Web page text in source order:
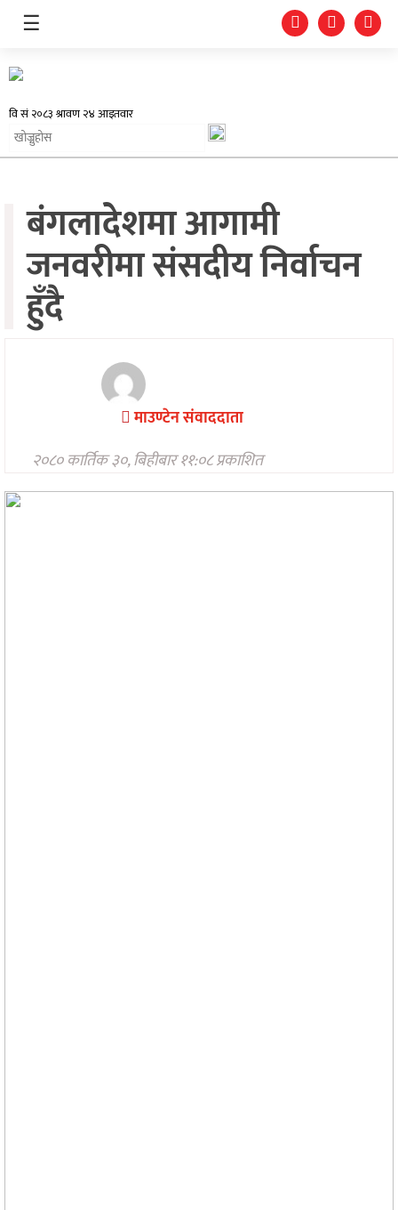
समाचार
प्रदेश
राजनीति
अर्थतन्त्र
स्वास्थ्य
अन्तर्राष्ट्रिय
अन्तरवार्ता/
विचार
☰
बंगलादेशमा आगामी
जनवरीमा संसदीय निर्वाचन
हुँदै
माउण्टेन संवाददाता
२०८० कार्तिक ३०, बिहीबार ११:०८ प्रकाशित